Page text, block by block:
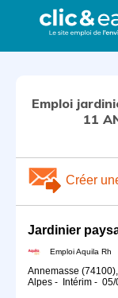
Emploi
11
Créer
Jardinier
Emploi Aquila Rh
Annemasse
Alpes - Intérim - 05/